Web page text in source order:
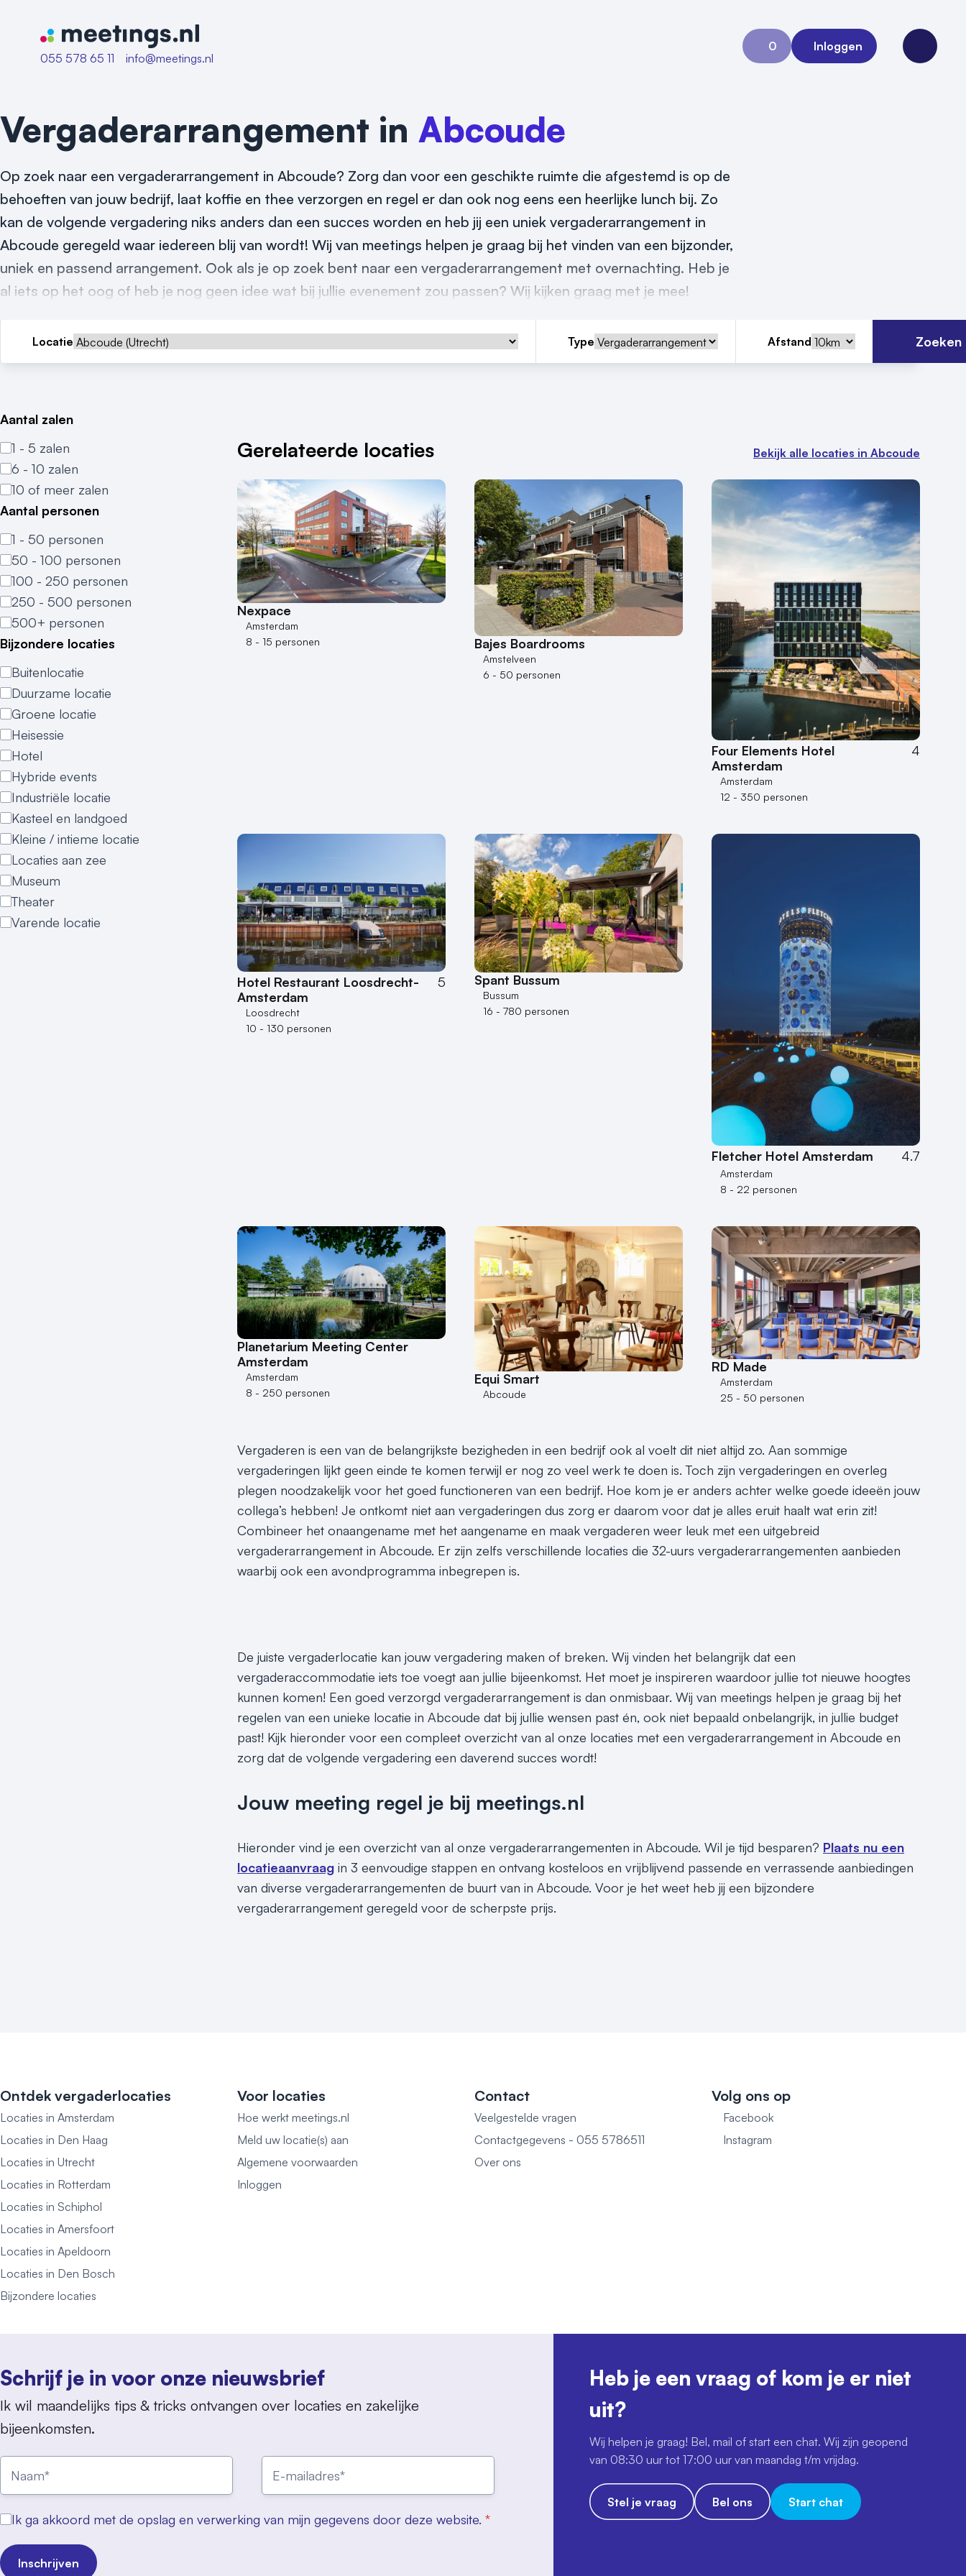
Naar home van Meetings
055 578 65 11
info@meetings.nl
0
Aanvraag 0
Inloggen
Open
Vergaderarrangement in Abcoude
Op zoek naar een vergaderarrangement in Abcoude? Zorg dan voor een geschikte ruimte die afgestemd is op de
behoeften van jouw bedrijf, laat koffie en thee verzorgen en regel er dan ook nog eens een heerlijke lunch bij. Zo
kan de volgende vergadering niks anders dan een succes worden en heb jij een uniek vergaderarrangement in
Abcoude geregeld waar iedereen blij van wordt! Wij van meetings helpen je graag bij het vinden van een bijzonder,
uniek en passend arrangement. Ook als je op zoek bent naar een vergaderarrangement met overnachting. Heb je
al iets op het oog of heb je nog geen idee wat bij jullie evenement zou passen? Wij kijken graag met je mee!
Locatie Type Afstand Zoeken
Aantal zalen
1 - 5 zalen
6 - 10 zalen
10 of meer zalen
Aantal personen
1 - 50 personen
50 - 100 personen
100 - 250 personen
250 - 500 personen
500+ personen
Bijzondere locaties
Buitenlocatie
Duurzame locatie
Groene locatie
Heisessie
Hotel
Hybride events
Industriële locatie
Kasteel en landgoed
Kleine / intieme locatie
Locaties aan zee
Museum
Theater
Varende locatie
Gerelateerde locaties Bekijk alle locaties in Abcoude
Nexpace
Amsterdam
8 - 15 personen
Bajes Boardrooms
Amstelveen
6 - 50 personen
Four Elements Hotel
Amsterdam
4
Amsterdam
12 - 350 personen
Hotel Restaurant Loosdrecht-
Amsterdam
5
Loosdrecht
10 - 130 personen
Spant Bussum
Bussum
16 - 780 personen
Fletcher Hotel Amsterdam 4.7
Amsterdam
8 - 22 personen
Planetarium Meeting Center
Amsterdam
Amsterdam
8 - 250 personen
Equi Smart
Abcoude
RD Made
Amsterdam
25 - 50 personen
Vergaderen is een van de belangrijkste bezigheden in een bedrijf ook al voelt dit niet altijd zo. Aan sommige
vergaderingen lijkt geen einde te komen terwijl er nog zo veel werk te doen is. Toch zijn vergaderingen en overleg
plegen noodzakelijk voor het goed functioneren van een bedrijf. Hoe kom je er anders achter welke goede ideeën jouw
collega’s hebben! Je ontkomt niet aan vergaderingen dus zorg er daarom voor dat je alles eruit haalt wat erin zit!
Combineer het onaangename met het aangename en maak vergaderen weer leuk met een uitgebreid
vergaderarrangement in Abcoude. Er zijn zelfs verschillende locaties die 32-uurs vergaderarrangementen aanbieden
waarbij ook een avondprogramma inbegrepen is.
De juiste vergaderlocatie kan jouw vergadering maken of breken. Wij vinden het belangrijk dat een
vergaderaccommodatie iets toe voegt aan jullie bijeenkomst. Het moet je inspireren waardoor jullie tot nieuwe hoogtes
kunnen komen! Een goed verzorgd vergaderarrangement is dan onmisbaar. Wij van meetings helpen je graag bij het
regelen van een unieke locatie in Abcoude dat bij jullie wensen past én, ook niet bepaald onbelangrijk, in jullie budget
past! Kijk hieronder voor een compleet overzicht van al onze locaties met een vergaderarrangement in Abcoude en
zorg dat de volgende vergadering een daverend succes wordt!
Jouw meeting regel je bij meetings.nl
Hieronder vind je een overzicht van al onze vergaderarrangementen in Abcoude. Wil je tijd besparen? Plaats nu een
locatieaanvraag in 3 eenvoudige stappen en ontvang kosteloos en vrijblijvend passende en verrassende aanbiedingen
van diverse vergaderarrangementen de buurt van in Abcoude. Voor je het weet heb jij een bijzondere
vergaderarrangement geregeld voor de scherpste prijs.
Ontdek vergaderlocaties
Locaties in Amsterdam
Locaties in Den Haag
Locaties in Utrecht
Locaties in Rotterdam
Locaties in Schiphol
Locaties in Amersfoort
Locaties in Apeldoorn
Locaties in Den Bosch
Bijzondere locaties
Voor locaties
Hoe werkt meetings.nl
Meld uw locatie(s) aan
Algemene voorwaarden
Inloggen
Contact
Veelgestelde vragen
Contactgegevens - 055 5786511
Over ons
Volg ons op
Facebook
Instagram
Schrijf je in voor onze nieuwsbrief
Ik wil maandelijks tips & tricks ontvangen over locaties en zakelijke
bijeenkomsten.
Ik ga akkoord met de opslag en verwerking van mijn gegevens door deze website. *
Inschrijven
Heb je een vraag of kom je er niet
uit?
Wij helpen je graag! Bel, mail of start een chat. Wij zijn geopend
van 08:30 uur tot 17:00 uur van maandag t/m vrijdag.
Stel je vraag Bel ons Start chat